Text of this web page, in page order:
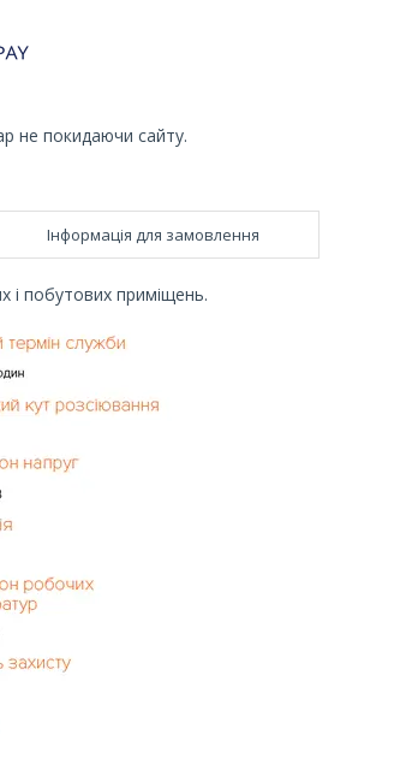
не покидаючи сайту.
Інформація для замовлення
і побутових приміщень.